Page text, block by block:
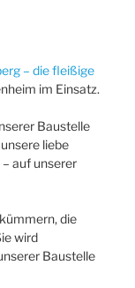
– die fleißige
im Einsatz.
Baustelle
liebe
auf unserer
die
wird
Baustelle